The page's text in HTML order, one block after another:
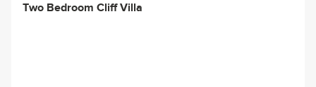
Two Bedroom Cliff Villa